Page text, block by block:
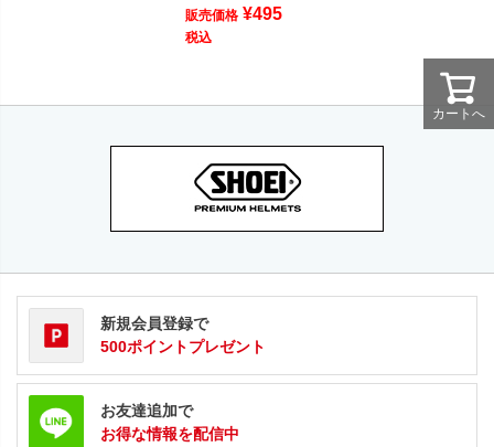
販売価格 ¥495
税込
カートへ
新規会員登録で
500ポイントプレゼント
お友達追加で
お得な情報を配信中